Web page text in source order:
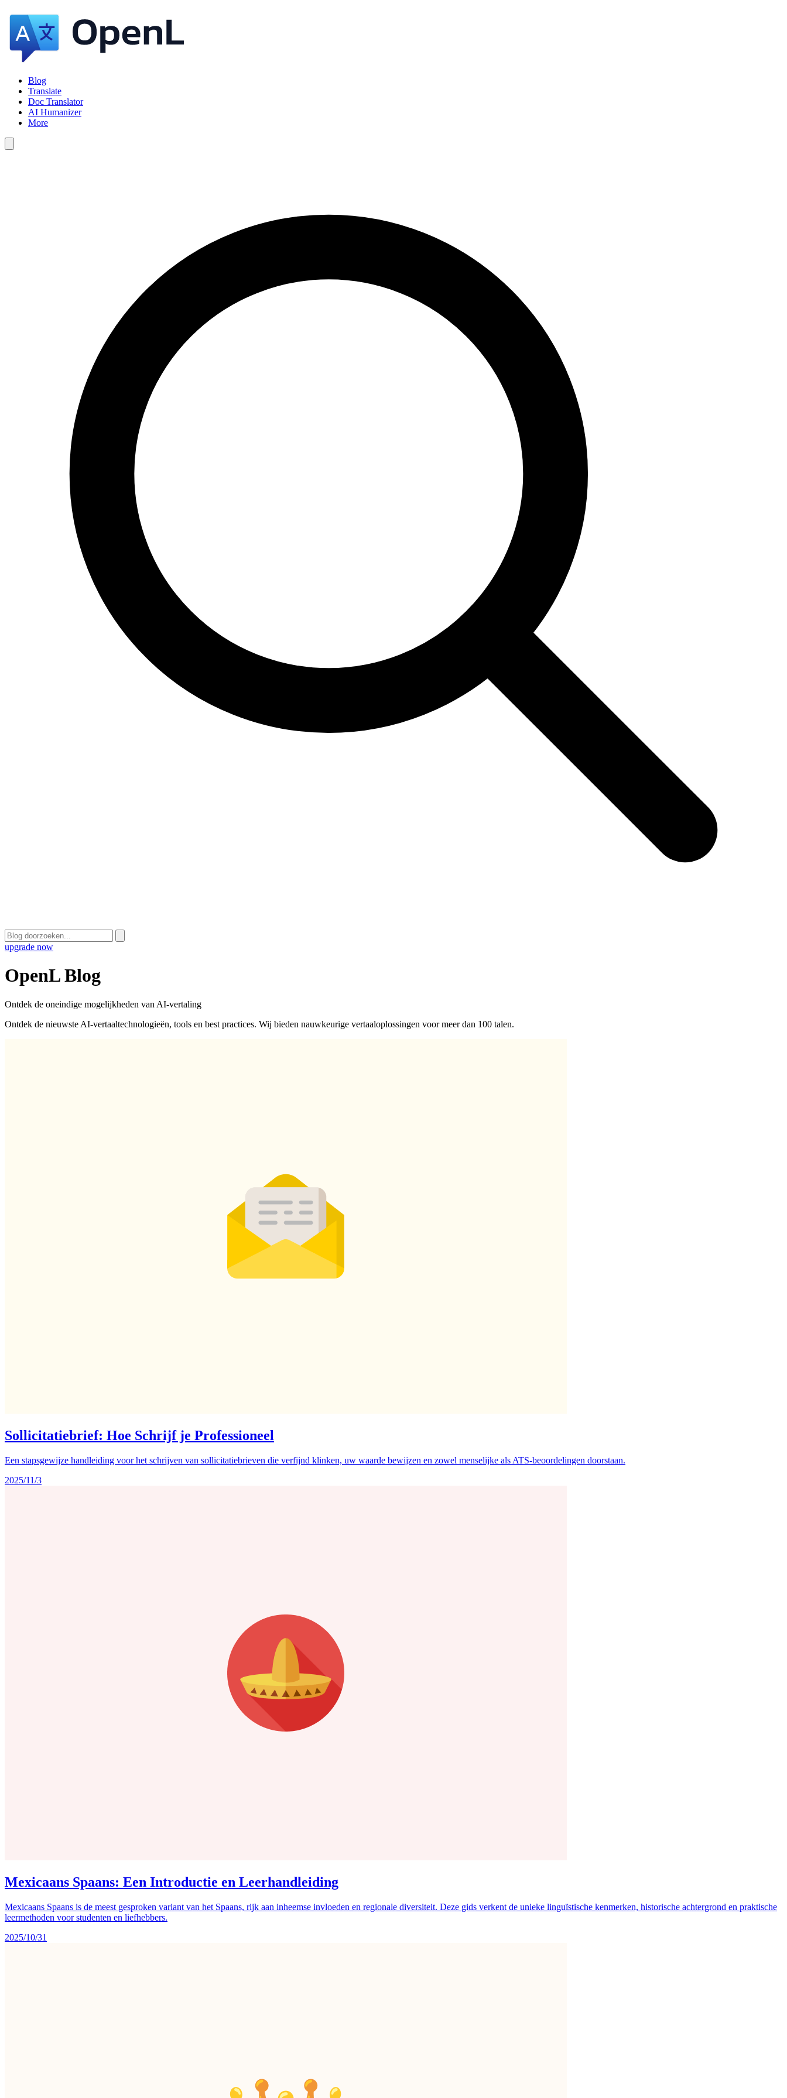
Blog
Translate
Doc Translator
AI Humanizer
More
upgrade now
OpenL Blog
Ontdek de oneindige mogelijkheden van AI-vertaling
Ontdek de nieuwste AI-vertaaltechnologieën, tools en best practices. Wij bieden nauwkeurige vertaaloplossingen voor meer dan 100 talen.
Sollicitatiebrief: Hoe Schrijf je Professioneel
Een stapsgewijze handleiding voor het schrijven van sollicitatiebrieven die verfijnd klinken, uw waarde bewijzen en zowel menselijke als ATS-beoordelingen doorstaan.
2025/11/3
Mexicaans Spaans: Een Introductie en Leerhandleiding
Mexicaans Spaans is de meest gesproken variant van het Spaans, rijk aan inheemse invloeden en regionale diversiteit. Deze gids verkent de unieke linguïstische kenmerken, historische achtergrond en praktische
leermethoden voor studenten en liefhebbers.
2025/10/31